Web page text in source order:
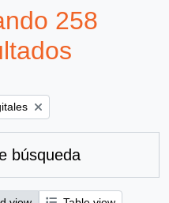
258
búsqueda